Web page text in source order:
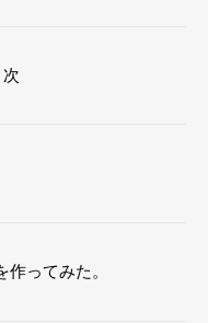
ってみた。